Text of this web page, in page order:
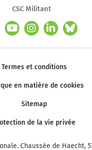
CSC Militant
Termes et conditions
en matière de cookies
Sitemap
de la vie privée
Chaussée de Haecht,